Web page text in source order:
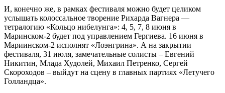
И, конечно же, в рамках фестиваля можно будет целиком
услышать колоссальное творение Рихарда Вагнера —
тетралогию «Кольцо нибелунга»: 4, 5, 7, 8 июня в
Маринском-2 будет под управлением Гергиева. 16 июня в
Мариинском-2 исполнят «Лоэнгрина». А на закрытии
фестиваля, 31 июля, замечательные солисты – Евгений
Никитин, Млада Худолей, Михаил Петренко, Сергей
Скороходов – выйдут на сцену в главных партиях «Летучего
Голландца».